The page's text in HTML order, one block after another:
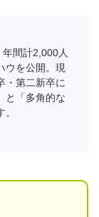
間計2,000人
ウを公開。現
・第二新卒に
と「多角的な